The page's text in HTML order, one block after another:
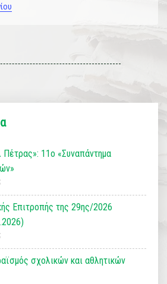
11ο «Συναπάντημα
Επιτροπής της 29ης/2026
σχολικών και αθλητικών